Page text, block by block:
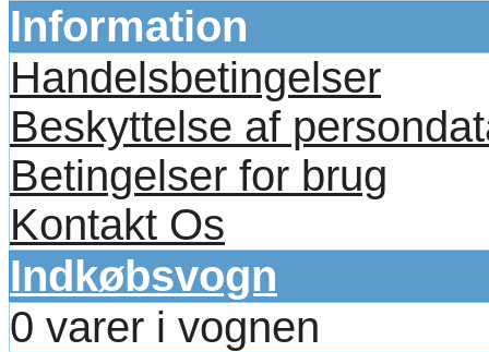
Information
Handelsbetingelser
Beskyttelse af
Betingelser for brug
Kontakt Os
Indkøbsvogn
0 varer i vognen